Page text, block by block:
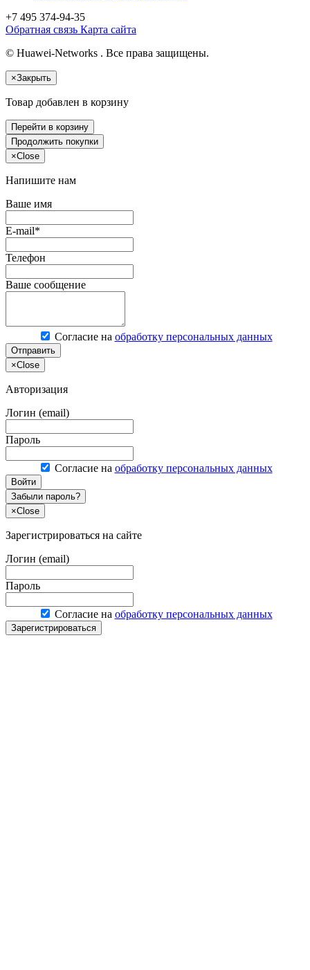
+7 495 374-94-35
Обратная связь Карта сайта
© Huawei-Networks . Все права защищены.
×Закрыть
Товар добавлен в корзину
Перейти в корзину
Продолжить покупки
×Close
Напишите нам
Ваше имя
E-mail*
Телефон
Ваше сообщение
Согласие на обработку персональных данных
Отправить
×Close
Авторизация
Логин (email)
Пароль
Согласие на обработку персональных данных
Войти
Забыли пароль?
×Close
Зарегистрироваться на сайте
Логин (email)
Пароль
Согласие на обработку персональных данных
Зарегистрироваться